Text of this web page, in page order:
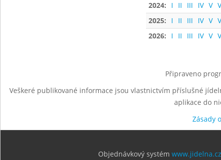
2024:
I II III IV V
2025:
I II III IV V
2026:
I II III IV V
Připraveno
Veškeré publikované informace jsou vlastnictvím příslušné
aplikace do
Zásady
Objednávkový systém www.jidelna.cz